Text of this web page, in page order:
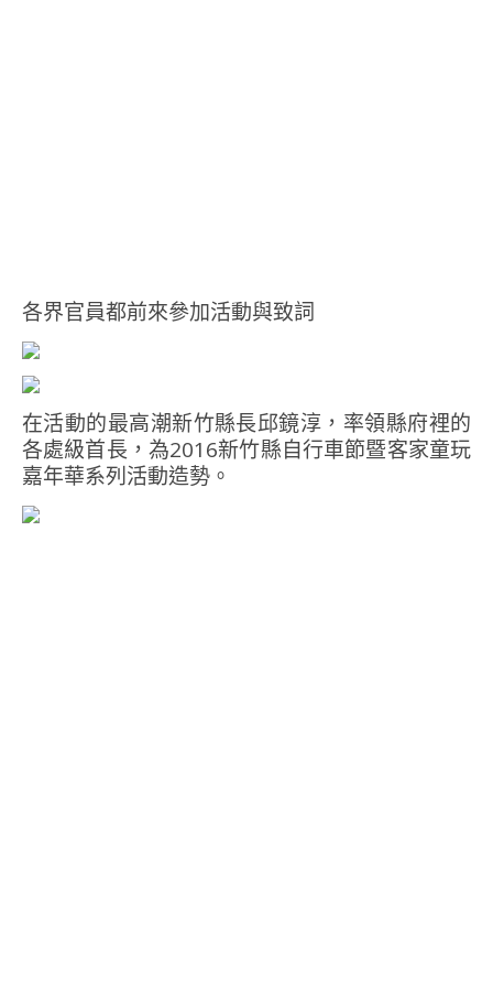
各界官員都前來參加活動與致詞
在活動的最高潮新竹縣長邱鏡淳，率領縣府裡的
各處級首長，為2016新竹縣自行車節暨客家童玩
嘉年華系列活動造勢。